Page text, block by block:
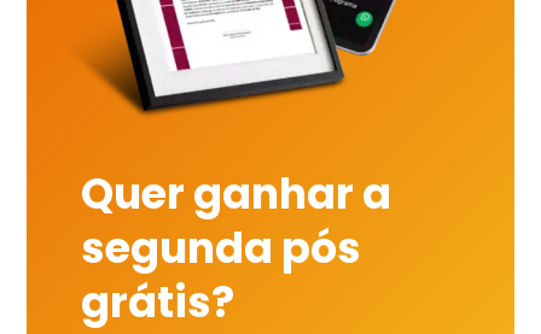
Quer ganhar a
segunda pós
grátis?